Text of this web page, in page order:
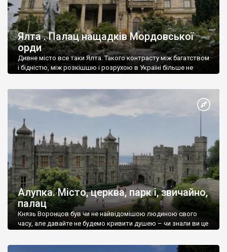
Ялта . Палац нащадків Мордовської
орди
Дивне місто все таки Ялта. Такого контрасту між багатством
і бідністю, між розкішшю і розрухою в Україні більше не
Алупка. Місто, церква, парк і, звичайно,
палац
Князь Воронцов був чи не найвідомішою людиною свого
часу, але давайте не будемо кривити душею – чи знали ви це